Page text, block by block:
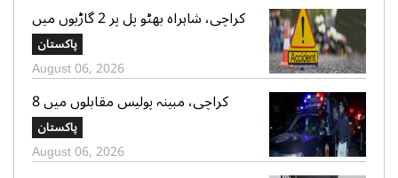
کراچی، شاہراہ بھٹو پل پر 2 گاڑیوں میں
پاکستان
August 06, 2026
کراچی، مبینہ پولیس مقابلوں میں 8
زخمی سمیت 12 ڈاکو گرفتار، اسلحہ،
موبائل فونز، کیش رقم اور موٹر سائیکلیں
برآمد
پاکستان
August 06, 2026